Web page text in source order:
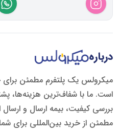
درباره
میکرولس یک پلتفرم مطمئن برای
است. ما با شفاف‌ترین هزینه‌ها،
بررسی کیفیت، بیمه ارسال و
مطمئن از خرید بین‌المللی برای